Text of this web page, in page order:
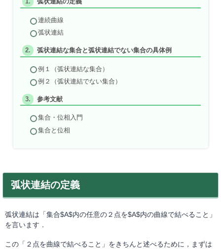
弧状連結の定義
連続曲線
弧状連結
弧状連結な集合と弧状連結でない集合の具体例
例１（弧状連結な集合）
例２（弧状連結でない集合）
参考文献
集合・位相入門
集合と位相
弧状連結の定義
弧状連結は「集合$A$内の任意の２点を$A$内の曲線で結べること」
を言います．
この「２点を曲線で結べること」をきちんと述べるために，まずは